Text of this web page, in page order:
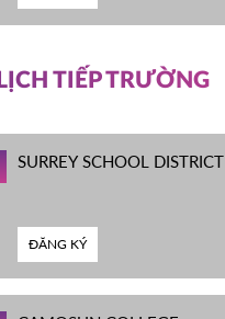
LỊCH TIẾP TRƯỜNG
SURREY SCHOOL DISTRICT
ĐĂNG KÝ